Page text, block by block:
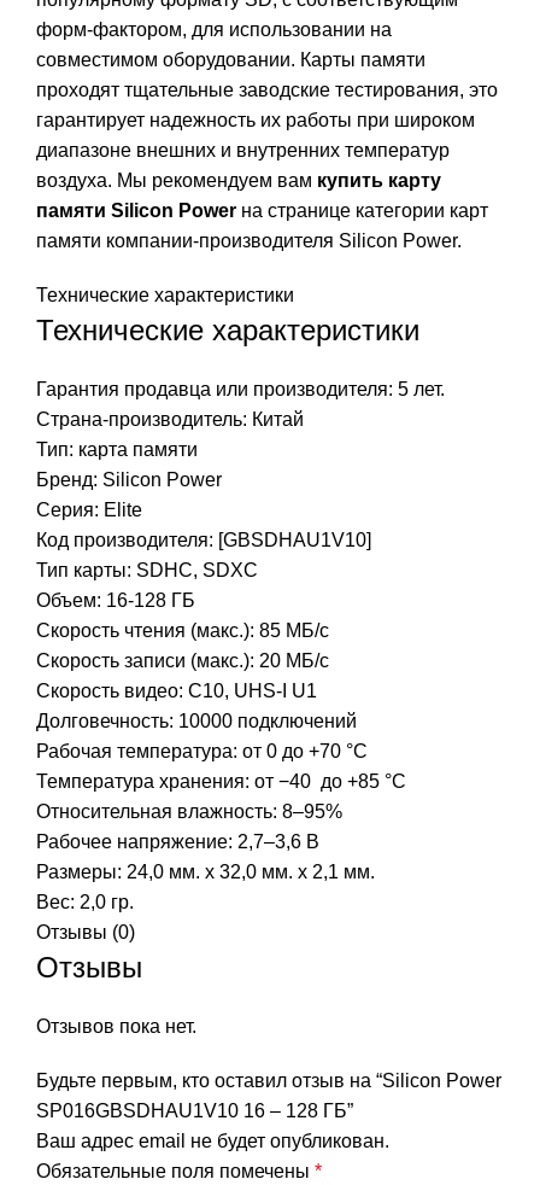
форм-фактором, для использовании на
совместимом оборудовании. Карты памяти
проходят тщательные заводские тестирования, это
гарантирует надежность их работы при широком
диапазоне внешних и внутренних температур
воздуха. Мы рекомендуем вам купить карту
памяти Silicon Power на странице категории карт
памяти компании-производителя Silicon Power.
Технические характеристики
Технические характеристики
Гарантия продавца или производителя: 5 лет.
Страна-производитель: Китай
Тип: карта памяти
Бренд: Silicon Power
Серия: Elite
Код производителя: [GBSDHAU1V10]
Тип карты: SDHC, SDXC
Объем: 16-128 ГБ
Скорость чтения (макс.): 85 МБ/с
Скорость записи (макс.): 20 МБ/с
Скорость видео: C10, UHS-I U1
Долговечность: 10000 подключений
Рабочая температура: от 0 до +70 °C
Температура хранения: от −40 до +85 °C
Относительная влажность: 8–95%
Рабочее напряжение: 2,7–3,6 В
Размеры: 24,0 мм. x 32,0 мм. x 2,1 мм.
Вес: 2,0 гр.
Отзывы (0)
Отзывы
Отзывов пока нет.
Будьте первым, кто оставил отзыв на “Silicon Power
SP016GBSDHAU1V10 16 – 128 ГБ”
Ваш адрес email не будет опубликован.
Обязательные поля помечены *